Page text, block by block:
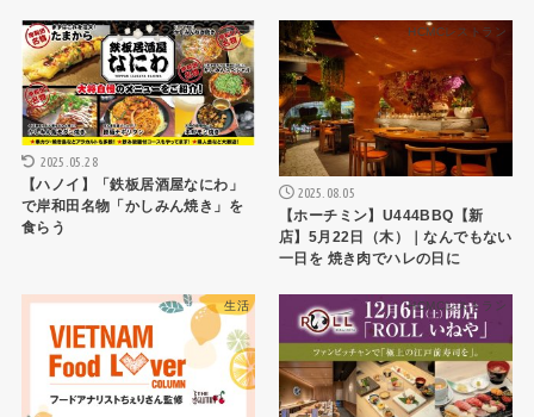
ハノイレストラン
2025.05.28
【ハノイ】「鉄板居酒屋なにわ」
で岸和田名物「かしみん焼き」を
食らう
HCMCレストラン
2025.08.05
【ホーチミン】U444BBQ【新
店】5月22日（木）｜なんでもない
一日を 焼き肉でハレの日に
生活 HCMCレストラン